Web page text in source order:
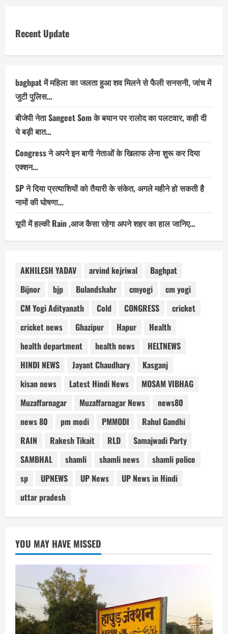
Recent Update
baghpat में महिला का जलता हुआ शव मिलने से फैली सनसनी, जांच में
जुटी पुलिस…
बीजेपी नेता Sangeet Som के बयान पर रालोद का पलटवार, कही दी
ये बड़ी बात…
Congress ने अपने इन बागी नेताओं के खिलाफ लेना शुरू कर दिया
एक्शन…
SP ने दिया प्रत्याशियों को तैयारी के संकेत, अगले महीने हो सकती है
नामों की घोषणा…
यूपी में हल्की Rain ,आज कैसा रहेगा अपने शहर का हाल जानिए…
AKHILESH YADAV arvind kejriwal
Baghpat
Bijnor
bjp Bulandshahr cmyogi
cm yogi
CM Yogi Adityanath
Cold CONGRESS
cricket
cricket news
Ghazipur Hapur
Health
health department
health news
HELTNEWS
HINDI NEWS
Jayant Chaudhary
Kasganj
kisan news
Latest Hindi News
MOSAM VIBHAG
Muzaffarnagar
Muzaffarnagar News
news80
news 80
pm modi PMMODI
Rahul Gandhi
RAIN
Rakesh Tikait RLD
Samajwadi Party
SAMBHAL
shamli shamli news
shamli police
sp
UPNEWS UP News
UP News in Hindi
uttar pradesh
YOU MAY HAVE MISSED